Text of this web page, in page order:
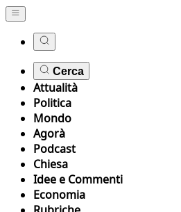
Cerca
Attualità
Politica
Mondo
Agorà
Podcast
Chiesa
Idee e Commenti
Economia